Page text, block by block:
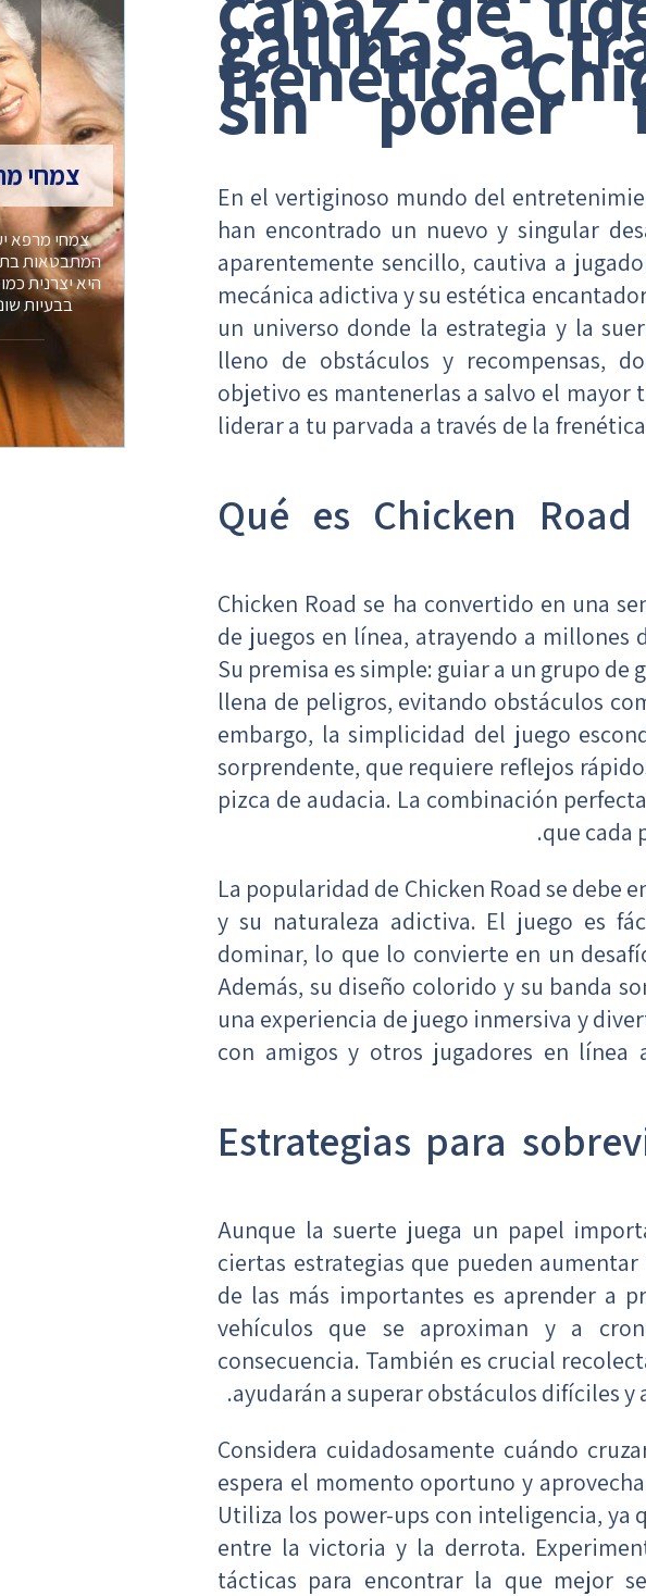
gallinas a
frenética
sin poner
En el vertiginoso mundo del
han encontrado un nuevo y singular
aparentemente sencillo, cautiva a
mecánica adictiva y su estética
un universo donde la estrategia y la
lleno de obstáculos y recompensas,
objetivo es mantenerlas a salvo el mayor
liderar a tu parvada a través de la
¿Qué es Chicken
Chicken Road se ha convertido en una
de juegos en línea, atrayendo a millones
Su premisa es simple: guiar a un grupo de
llena de peligros, evitando obstáculos
embargo, la simplicidad del juego
sorprendente, que requiere reflejos
pizca de audacia. La combinación
que cada
La popularidad de Chicken Road se debe
y su naturaleza adictiva. El juego es
dominar, lo que lo convierte en un
Además, su diseño colorido y su banda
una experiencia de juego inmersiva y
con amigos y otros jugadores en línea
Estrategias para
Aunque la suerte juega un papel
ciertas estrategias que pueden
de las más importantes es aprender a
vehículos que se aproximan y a
consecuencia. También es crucial
ayudarán a superar obstáculos difíciles y
Considera cuidadosamente cuándo
espera el momento oportuno y
Utiliza los power-ups con inteligencia, ya
entre la victoria y la derrota.
tácticas para encontrar la que mejor
צמחי
צמחי מרפא
המתבטאות
היא יצרנית
בבעיות